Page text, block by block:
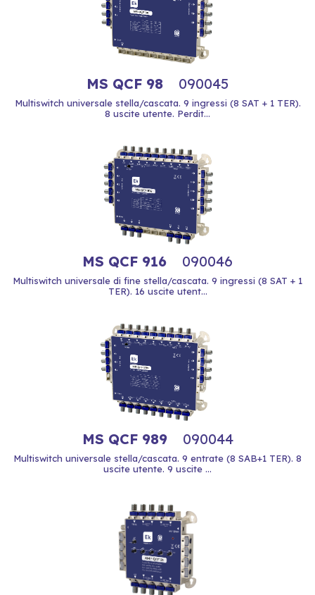
MS QCF 98 090045
Multiswitch universale stella/cascata. 9 ingressi (8 SAT + 1 TER).
8 uscite utente. Perdit...
MS QCF 916 090046
Multiswitch universale di fine stella/cascata. 9 ingressi (8 SAT + 1
TER). 16 uscite utent...
MS QCF 989 090044
Multiswitch universale stella/cascata. 9 entrate (8 SAB+1 TER). 8
uscite utente. 9 uscite ...